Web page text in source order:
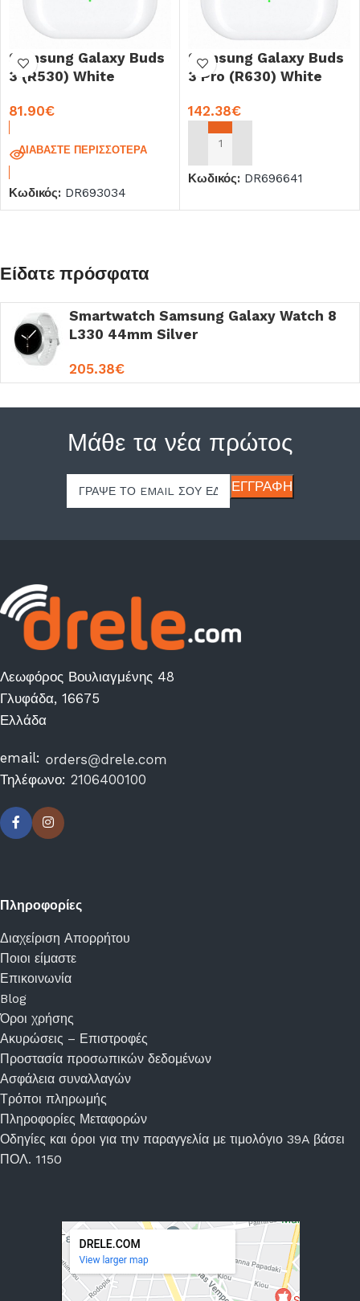
Samsung Galaxy Buds
3 (R530) White
81.90€
ΔΙΑΒΆΣΤΕ ΠΕΡΙΣΣΌΤΕΡΑ
Κωδικός: DR693034
Samsung Galaxy Buds
3 Pro (R630) White
142.38€
ΠΡΟΣΘΉΚΗ ΣΤΟ ΚΑΛΆΘΙ
Κωδικός: DR696641
Είδατε πρόσφατα
Smartwatch Samsung Galaxy Watch 8
L330 44mm Silver
205.38€
Μάθε τα νέα πρώτος
Λεωφόρος Βουλιαγμένης 48
Γλυφάδα, 16675
Ελλάδα
email:
Τηλέφωνο: 2106400100
Πληροφορίες
Διαχείριση Απορρήτου
Ποιοι είμαστε
Επικοινωνία
Blog
Όροι χρήσης
Ακυρώσεις – Επιστροφές
Προστασία προσωπικών δεδομένων
Ασφάλεια συναλλαγών
Τρόποι πληρωμής
Πληροφορίες Μεταφορών
Οδηγίες και όροι για την παραγγελία με τιμολόγιο 39A βάσει
ΠΟΛ. 1150